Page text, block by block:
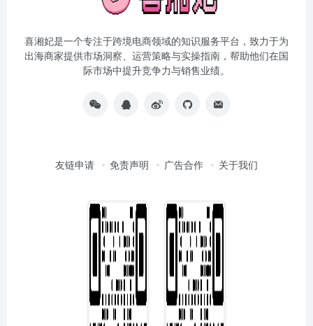
喜湘妃是一个专注于跨境电商领域的知识服务平台，致力于为
出海商家提供市场洞察、运营策略与实操指南，帮助他们在国
际市场中提升竞争力与销售业绩。
友链申请 免责声明 广告合作 关于我们